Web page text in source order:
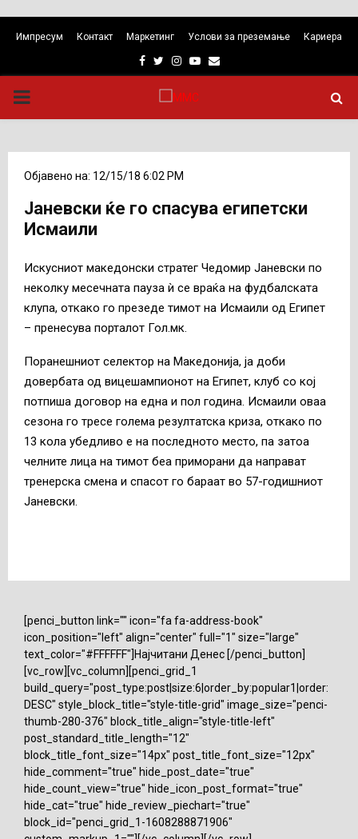
Импресум Контакт Маркетинг Услови за преземање Кариера
Facebook
TwitterInstagram
Youtube
Email
PRIMARY
Објавено на: 12/15/18 6:02 PM
Јаневски ќе го спасува египетски
Исмаили
Искусниот македонски стратег Чедомир Јаневски по
неколку месечната пауза ѝ се враќа на фудбалската
клупа, откако го презеде тимот на Исмаили од Египет
– пренесува порталот Гол.мк.
Поранешниот селектор на Македонија, ја доби
довербата од вицешампионот на Египет, клуб со кој
потпиша договор на една и пол година. Исмаили оваа
сезона го тресе голема резултатска криза, откако по
13 кола убедливо е на последното место, па затоа
челните лица на тимот беа приморани да направат
тренерска смена и спасот го бараат во 57-годишниот
Јаневски.
[penci_button link="" icon="fa fa-address-book"
icon_position="left" align="center" full="1" size="large"
text_color="#FFFFFF"]Најчитани Денес [/penci_button]
[vc_row][vc_column][penci_grid_1
build_query="post_type:post|size:6|order_by:popular1|order:
DESC" style_block_title="style-title-grid" image_size="penci-
thumb-280-376" block_title_align="style-title-left"
post_standard_title_length="12"
block_title_font_size="14px" post_title_font_size="12px"
hide_comment="true" hide_post_date="true"
hide_count_view="true" hide_icon_post_format="true"
hide_cat="true" hide_review_piechart="true"
block_id="penci_grid_1-1608288871906"